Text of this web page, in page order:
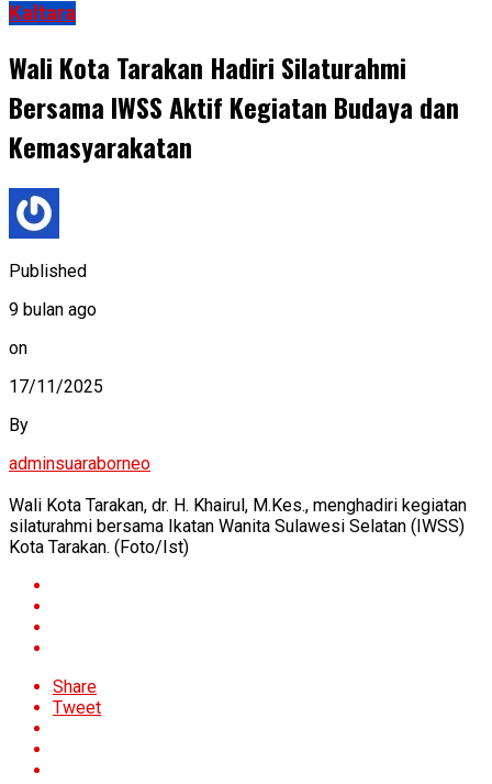
Kaltara
Wali Kota Tarakan Hadiri Silaturahmi
Bersama IWSS Aktif Kegiatan Budaya dan
Kemasyarakatan
Published
9 bulan ago
on
17/11/2025
By
adminsuaraborneo
Wali Kota Tarakan, dr. H. Khairul, M.Kes., menghadiri kegiatan
silaturahmi bersama Ikatan Wanita Sulawesi Selatan (IWSS)
Kota Tarakan. (Foto/Ist)
Share
Tweet